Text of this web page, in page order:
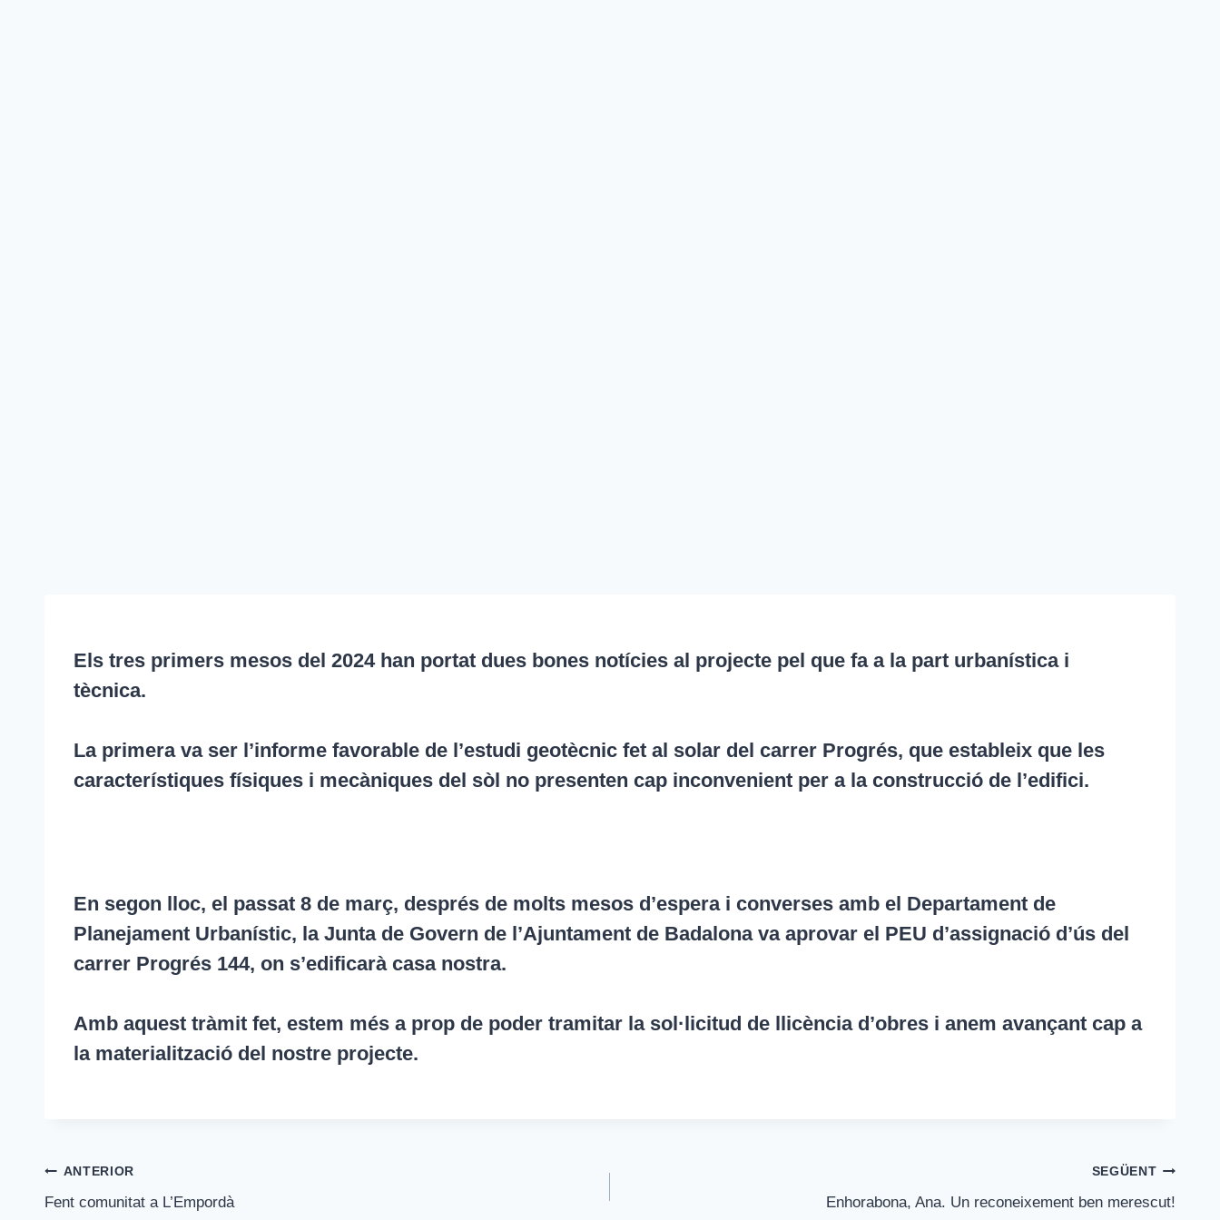
Els tres primers mesos del 2024 han portat dues bones notícies al projecte pel que fa a la part urbanística i
tècnica.
La primera va ser l’informe favorable de l’estudi geotècnic fet al solar del carrer Progrés, que estableix que les
característiques físiques i mecàniques del sòl no presenten cap inconvenient per a la construcció de l’edifici.
En segon lloc, el passat 8 de març, després de molts mesos d’espera i converses amb el Departament de
Planejament Urbanístic, la Junta de Govern de l’Ajuntament de Badalona va aprovar el PEU d’assignació d’ús del
carrer Progrés 144, on s’edificarà casa nostra.
Amb aquest tràmit fet, estem més a prop de poder tramitar la sol·licitud de llicència d’obres i anem avançant cap a
la materialització del nostre projecte.
Navegació
ANTERIOR
Fent comunitat a L’Empordà
SEGÜENT
Enhorabona, Ana. Un reconeixement ben merescut!